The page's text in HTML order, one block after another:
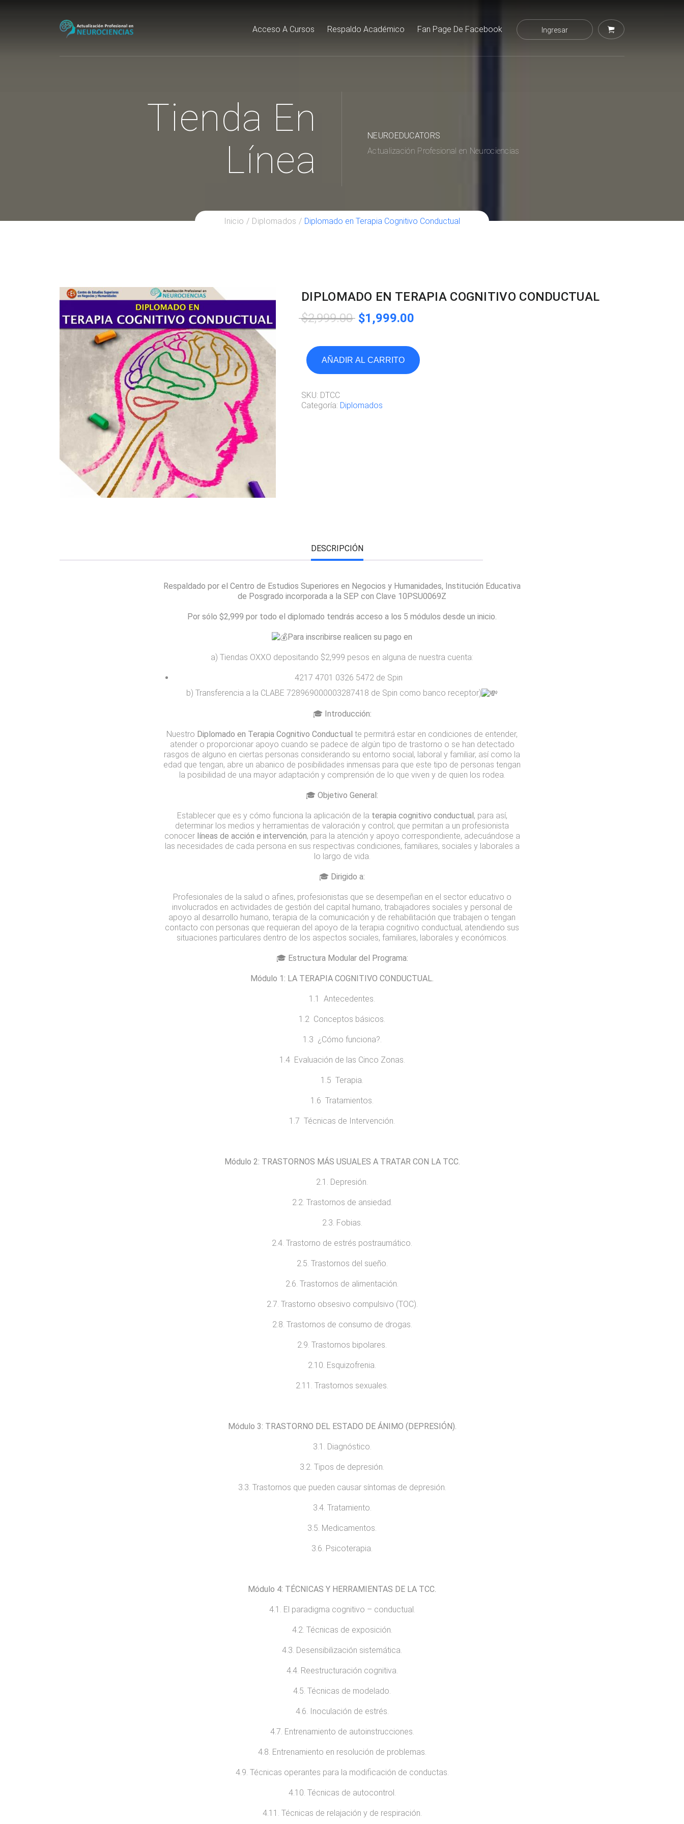
Acceso A Cursos Respaldo Académico Fan Page De Facebook Ingresar
Tienda En
Línea
NEUROEDUCATORS
Actualización Profesional en Neurociencias
Inicio Diplomados Diplomado en Terapia Cognitivo Conductual
DIPLOMADO EN TERAPIA COGNITIVO CONDUCTUAL
$2,999.00 $1,999.00
AÑADIR AL CARRITO
SKU: DTCC
Categoría: Diplomados
DESCRIPCIÓN
Respaldado por el Centro de Estudios Superiores en Negocios y Humanidades, Institución Educativa
de Posgrado incorporada a la SEP con Clave 10PSU0069Z
Por sólo $2,999 por todo el diplomado tendrás acceso a los 5 módulos desde un inicio.
Para inscribirse realicen su pago en
a) Tiendas OXXO depositando $2,999 pesos en alguna de nuestra cuenta:
4217 4701 0326 5472 de Spin
b) Transferencia a la CLABE 728969000003287418 de Spin como banco receptor)
🎓 Introducción:
Nuestro Diplomado en Terapia Cognitivo Conductual te permitirá estar en condiciones de entender,
atender o proporcionar apoyo cuando se padece de algún tipo de trastorno o se han detectado
rasgos de alguno en ciertas personas considerando su entorno social, laboral y familiar, así como la
edad que tengan, abre un abanico de posibilidades inmensas para que este tipo de personas tengan
la posibilidad de una mayor adaptación y comprensión de lo que viven y de quien los rodea.
🎓 Objetivo General:
Establecer que es y cómo funciona la aplicación de la terapia cognitivo conductual , para así,
determinar los medios y herramientas de valoración y control; que permitan a un profesionista
conocer líneas de acción e intervención, para la atención y apoyo correspondiente, adecuándose a
las necesidades de cada persona en sus respectivas condiciones, familiares, sociales y laborales a
lo largo de vida.
🎓 Dirigido a:
Profesionales de la salud o afines, profesionistas que se desempeñan en el sector educativo o
involucrados en actividades de gestión del capital humano, trabajadores sociales y personal de
apoyo al desarrollo humano, terapia de la comunicación y de rehabilitación que trabajen o tengan
contacto con personas que requieran del apoyo de la terapia cognitivo conductual, atendiendo sus
situaciones particulares dentro de los aspectos sociales, familiares, laborales y económicos.
🎓 Estructura Modular del Programa:
Módulo 1 : LA TERAPIA COGNITIVO CONDUCTUAL.
1.1 Antecedentes.
1.2 Conceptos básicos.
1.3 ¿Cómo funciona?.
1.4 Evaluación de las Cinco Zonas.
1.5 Terapia.
1.6 Tratamientos.
1.7 Técnicas de Intervención.
Módulo 2: TRASTORNOS MÁS USUALES A TRATAR CON LA TCC.
2.1. Depresión.
2.2. Trastornos de ansiedad.
2.3. Fobias.
2.4. Trastorno de estrés postraumático.
2.5. Trastornos del sueño.
2.6. Trastornos de alimentación.
2.7. Trastorno obsesivo compulsivo (TOC).
2.8. Trastornos de consumo de drogas.
2.9. Trastornos bipolares.
2.10. Esquizofrenia.
2.11. Trastornos sexuales.
Módulo 3: TRASTORNO DEL ESTADO DE ÁNIMO (DEPRESIÓN).
3.1. Diagnóstico.
3.2. Tipos de depresión.
3.3. Trastornos que pueden causar síntomas de depresión.
3.4. Tratamiento.
3.5. Medicamentos.
3.6. Psicoterapia.
Módulo 4: TÉCNICAS Y HERRAMIENTAS DE LA TCC.
4.1. El paradigma cognitivo – conductual.
4.2. Técnicas de exposición.
4.3. Desensibilización sistemática.
4.4. Reestructuración cognitiva.
4.5. Técnicas de modelado.
4.6. Inoculación de estrés.
4.7. Entrenamiento de autoinstrucciones.
4.8. Entrenamiento en resolución de problemas.
4.9. Técnicas operantes para la modificación de conductas.
4.10. Técnicas de autocontrol.
4.11. Técnicas de relajación y de respiración.